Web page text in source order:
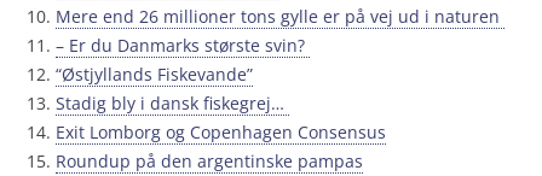
Mere end 26 millioner tons gylle er på vej ud i naturen
– Er du Danmarks største svin?
“Østjyllands Fiskevande”
Stadig bly i dansk fiskegrej…
Exit Lomborg og Copenhagen Consensus
Roundup på den argentinske pampas